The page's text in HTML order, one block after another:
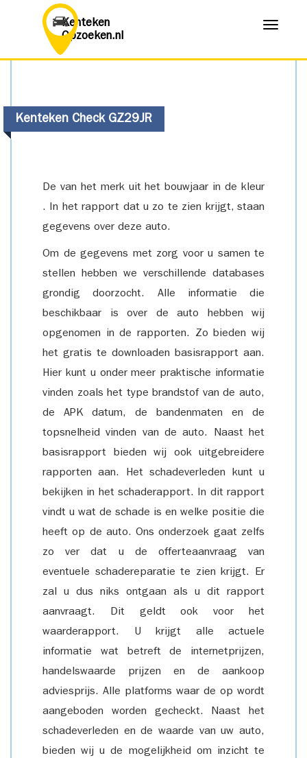
Kenteken
Opzoeken.nl
Menu
Kenteken Check GZ29JR
De van het merk uit het bouwjaar in de kleur
. In het rapport dat u zo te zien krijgt, staan
gegevens over deze auto.
Om de gegevens met zorg voor u samen te
stellen hebben we verschillende databases
grondig doorzocht. Alle informatie die
beschikbaar is over de auto hebben wij
opgenomen in de rapporten. Zo bieden wij
het gratis te downloaden basisrapport aan.
Hier kunt u onder meer praktische informatie
vinden zoals het type brandstof van de auto,
de APK datum, de bandenmaten en de
topsnelheid vinden van de auto. Naast het
basisrapport bieden wij ook uitgebreidere
rapporten aan. Het schadeverleden kunt u
bekijken in het schaderapport. In dit rapport
vindt u wat de schade is en welke positie die
heeft op de auto. Ons onderzoek gaat zelfs
zo ver dat u de offerteaanvraag van
eventuele schadereparatie te zien krijgt. Er
zal u dus niks ontgaan als u dit rapport
aanvraagt. Dit geldt ook voor het
waarderapport. U krijgt alle actuele
informatie wat betreft de internetprijzen,
handelswaarde prijzen en de aankoop
adviesprijs. Alle platforms waar de op wordt
aangeboden worden gecheckt. Naast het
schadeverleden en de waarde van uw auto,
bieden wij u de mogelijkheid om inzicht te